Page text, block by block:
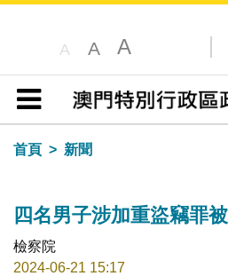
A A A
目錄
首頁
新聞
四名男子涉加重盜竊罪
檢察院
2024-06-21 15:17